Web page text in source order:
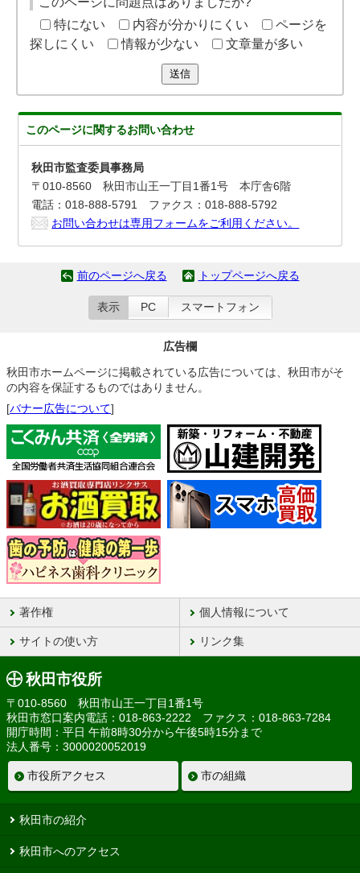
特にない
内容が分かりにくい
ページを
探しにくい
情報が少ない 文章量が多い
送信
このページに関するお問い合わせ
秋田市監査委員事務局
〒010-8560 秋田市山王一丁目1番1号 本庁舎6階
電話：018-888-5791 ファクス：018-888-5792
お問い合わせは専用フォームをご利用ください。
前のページへ戻る トップページへ戻る
表示 PC スマートフォン
広告欄
秋田市ホームページに掲載されている広告については、秋田市がそ
の内容を保証するものではありません。
[バナー広告について]
著作権 個人情報について
サイトの使い方 リンク集
秋田市役所
〒010-8560 秋田市山王一丁目1番1号
秋田市窓口案内電話：018-863-2222 ファクス：018-863-7284
開庁時間：平日 午前8時30分から午後5時15分まで
法人番号：3000020052019
市役所アクセス 市の組織
秋田市の紹介
秋田市へのアクセス